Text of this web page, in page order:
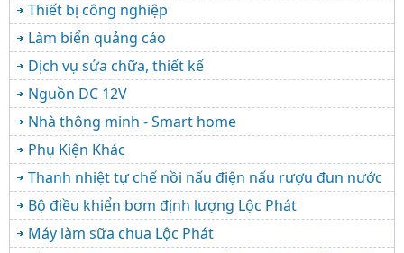
Thiết bị công nghiệp
Làm biển quảng cáo
Dịch vụ sửa chữa, thiết kế
Nguồn DC 12V
Nhà thông minh - Smart home
Phụ Kiện Khác
Thanh nhiệt tự chế nồi nấu điện nấu rượu đun nước
Bộ điều khiển bơm định lượng Lộc Phát
Máy làm sữa chua Lộc Phát